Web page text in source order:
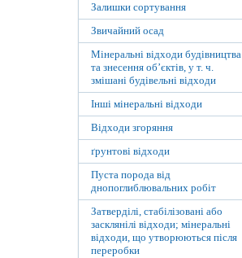
Залишки сортування
Звичайний осад
Мінеральні відходи будівництва
та знесення об’єктів, у т. ч.
змішані будівельні відходи
Інші мінеральні відходи
Відходи згоряння
ґрунтові відходи
Пуста порода від
днопоглиблювальних робіт
Затверділі, стабілізовані або
засклянілі відходи; мінеральні
відходи, що утворюються після
переробки